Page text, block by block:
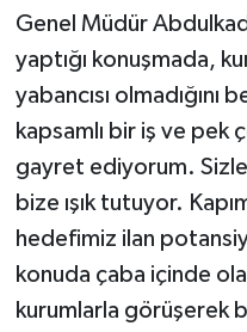
Genel Müdür
yaptığı konuşmada,
yabancısı
kapsamlı bir iş ve pek
gayret ediyorum.
bize ışık tutuyor.
hedefimiz ilan
konuda çaba içinde
kurumlarla görüşerek